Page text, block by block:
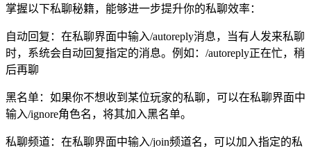
掌握以下私聊秘籍，能够进一步提升你的私聊效率：
自动回复：在私聊界面中输入/autoreply消息，当有人发来私聊
时，系统会自动回复指定的消息。例如：/autoreply正在忙，稍
后再聊
黑名单：如果你不想收到某位玩家的私聊，可以在私聊界面中
输入/ignore角色名，将其加入黑名单。
私聊频道：在私聊界面中输入/join频道名，可以加入指定的私